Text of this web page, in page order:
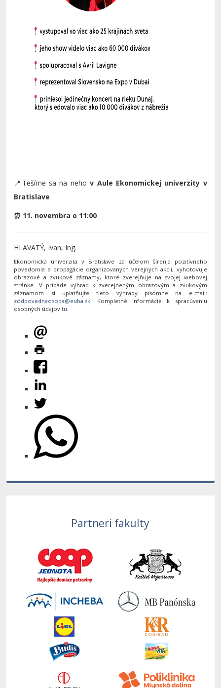
📍Tešíme sa na nehov Aule Ekonomickej univerzity v
Bratislave
⏰ 11. novembra o 11:00
HLAVATÝ, Ivan, Ing.
Ekonomická univerzita v Bratislave za účelom šírenia pozitívneho
povedomia a propagácie organizovaných verejných akcií, vyhotovuje
obrazové a zvukové záznamy, ktoré zverejňuje na svojej webovej
stránke. V prípade výhrad k zverejneným obrazovým a zvukovým
záznamom si uplatňujte tieto výhrady písomne na e-mail:
. Kompletné informácie k spracúvaniu
osobných údajovtu.
Partneri fakulty